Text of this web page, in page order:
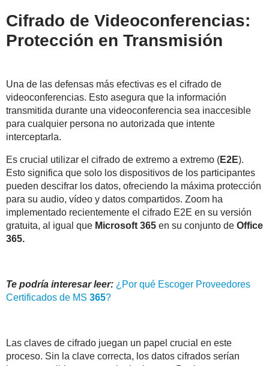
Cifrado de Videoconferencias:
Protección en Transmisión
Una de las defensas más efectivas es el cifrado de
videoconferencias. Esto asegura que la información
transmitida durante una videoconferencia sea inaccesible
para cualquier persona no autorizada que intente
interceptarla.
Es crucial utilizar el cifrado de extremo a extremo (E2E).
Esto significa que solo los dispositivos de los participantes
pueden descifrar los datos, ofreciendo la máxima protección
para su audio, vídeo y datos compartidos. Zoom ha
implementado recientemente el cifrado E2E en su versión
gratuita, al igual que Microsoft 365 en su conjunto de Office
365.
Te podría interesar leer: ¿Por qué Escoger Proveedores
Certificados de MS 365?
Las claves de cifrado juegan un papel crucial en este
proceso. Sin la clave correcta, los datos cifrados serían